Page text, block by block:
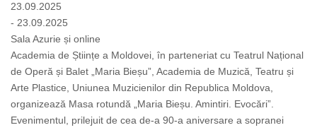
23.09.2025
- 23.09.2025
Sala Azurie și online
Academia de Științe a Moldovei, în parteneriat cu Teatrul Național
de Operă și Balet „Maria Bieșu”, Academia de Muzică, Teatru și
Arte Plastice, Uniunea Muzicienilor din Republica Moldova,
organizează Masa rotundă „Maria Bieșu. Amintiri. Evocări”.
Evenimentul, prilejuit de cea de-a 90-a aniversare a sopranei